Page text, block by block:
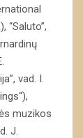
“Saluto”,
vad. I.
muzikos
J.